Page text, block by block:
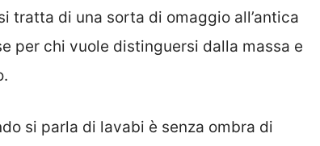
tratta di una sorta di omaggio all’antica
per chi vuole distinguersi dalla massa e
si parla di lavabi è senza ombra di